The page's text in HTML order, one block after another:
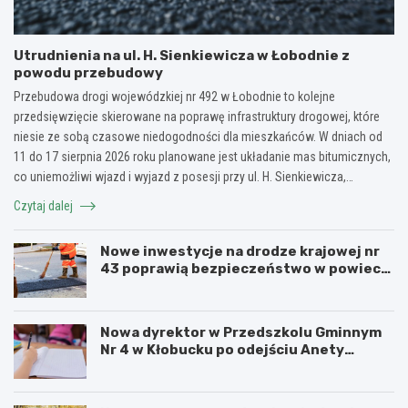
Utrudnienia na ul. H. Sienkiewicza w Łobodnie z
powodu przebudowy
Przebudowa drogi wojewódzkiej nr 492 w Łobodnie to kolejne
przedsięwzięcie skierowane na poprawę infrastruktury drogowej, które
niesie ze sobą czasowe niedogodności dla mieszkańców. W dniach od
11 do 17 sierpnia 2026 roku planowane jest układanie mas bitumicznych,
co uniemożliwi wjazd i wyjazd z posesji przy ul. H. Sienkiewicza,…
Czytaj dalej
Nowe inwestycje na drodze krajowej nr
43 poprawią bezpieczeństwo w powiecie
Nowa dyrektor w Przedszkolu Gminnym
Nr 4 w Kłobucku po odejściu Anety